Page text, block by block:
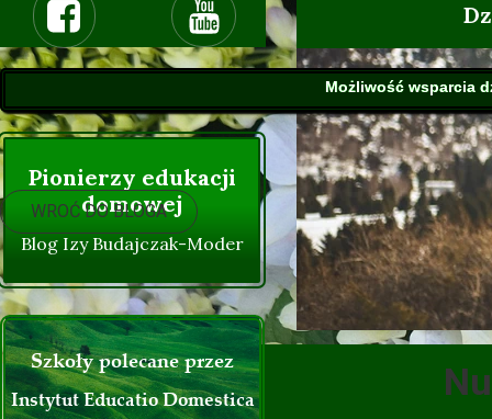
WROĆ DO BLOGA
Polecane książki
Galeria
Życzenia Instytutu :)
Eksperci Instytutu
Współpraca
Szkoły polecane przez
Instytut Educatio Domestica
Pionierzy edukacji
domowej
Blog Izy Budajczak-Moder
Możliwość wsparcia